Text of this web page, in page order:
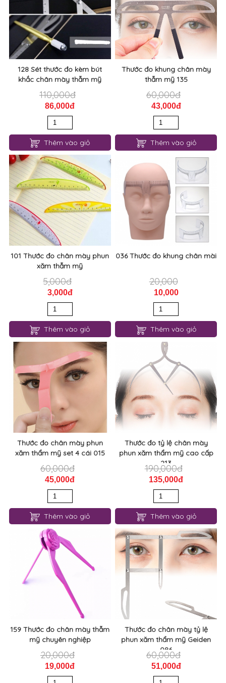
128 Sét thước đo kèm bút
khắc chân mày thẫm mỹ
110,000đ
86,000đ
Thêm vào giỏ
Thước đo khung chân mày
thẫm mỹ 135
60,000đ
43,000đ
Thêm vào giỏ
101 Thước đo chân mày phun
xăm thẫm mỹ
5,000đ
3,000đ
Thêm vào giỏ
20,000
10,000
Thêm vào giỏ
Thước đo chân mày phun
xăm thẩm mỹ set 4 cái 015
60,000đ
45,000đ
Thêm vào giỏ
Thước đo tỷ lệ chân mày
phun xăm thẩm mỹ cao cấp
213
190,000đ
135,000đ
Thêm vào giỏ
159 Thước đo chân mày thẫm
mỹ chuyên nghiệp
20,000đ
19,000đ
Thước đo chân mày tỷ lệ
phun xăm thẩm mỹ Geiden
086
60,000đ
51,000đ